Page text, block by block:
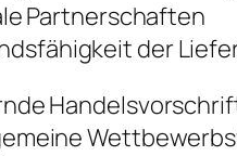
Partnerschaften
der